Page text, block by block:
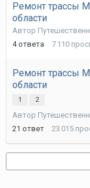
Ремонт трассы
области
Автор
4 ответа 7 110
Ремонт трассы
области
1 2
Автор
21 ответ 23 015